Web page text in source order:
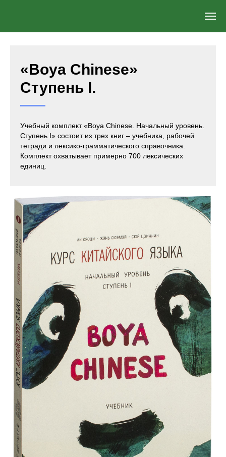
«Boya Chinese»
Ступень I.
Учебный комплект «Boya Chinese. Начальный уровень.
Ступень I» состоит из трех книг – учебника, рабочей
тетради и лексико-грамматического справочника.
Комплект охватывает примерно 700 лексических
единиц.